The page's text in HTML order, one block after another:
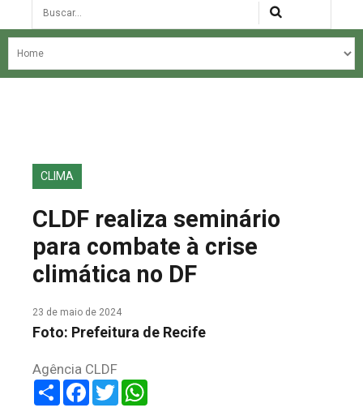
Busca
NOSSA HISTÓRIA
EDIÇÕES ANTERIORES
FALE CONOSCO
CLIMA
CLDF realiza seminário
para combate à crise
climática no DF
23 de maio de 2024
Foto: Prefeitura de Recife
Agência CLDF
ShareFacebook
Twitter